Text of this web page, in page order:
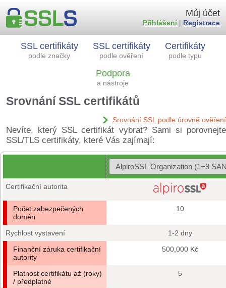
SSL certifikáty
podle značky
SSL certifikáty
podle ověření
Certifikáty
podle typu
Podpora
a nástroje
Můj účet
Přihlášení| Registrace
Srovnání SSL certifikátů
Srovnání SSL podle úrovně ověření
Nevíte, který SSL certifikát vybrat? Sami si porovnejte
SSL/TLS certifikáty, které Vás zajímají:
Certifikační autorita
Počet zabezpečených
domén
10
Rychlost vystavení
1-2 dny
Finanční záruka certifikační
autority
500,000 Kč
Platnost certifikátu až (roky)
/ předplatné
5